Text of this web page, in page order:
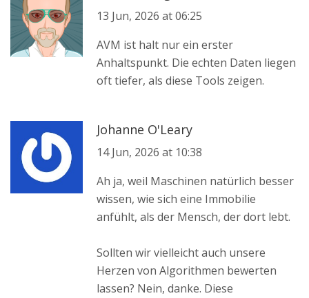
13 Jun, 2026 at 06:25
AVM ist halt nur ein erster
Anhaltspunkt. Die echten Daten liegen
oft tiefer, als diese Tools zeigen.
Johanne O'Leary
14 Jun, 2026 at 10:38
Ah ja, weil Maschinen natürlich besser
wissen, wie sich eine Immobilie
anfühlt, als der Mensch, der dort lebt.
Sollten wir vielleicht auch unsere
Herzen von Algorithmen bewerten
lassen? Nein, danke. Diese